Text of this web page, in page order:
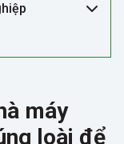
máy
loài để